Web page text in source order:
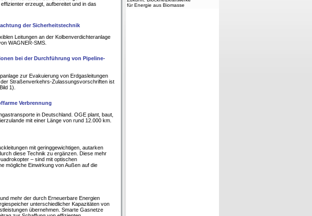
erzeugt, aufbereitet und in das
der Sicherheitstechnik
Leitungen an der Kolbenverdichteranlage
WAGNER-SMS.
bei der Durchführung von Pipeline-
zur Evakuierung von Erdgasleitungen
Straßenverkehrs-Zulassungsvorschriften ist
1).
Verbrennung
in Deutschland. OGE plant, baut,
mit einer Länge von rund 12.000 km.
mit geringgewichtigen, autarken
diese Technik zu ergänzen. Diese mehr
– sind mit optischen
mögliche Einwirkung von Außen auf die
mehr der durch Erneuerbare Energien
unterschiedlicher Kapazitäten von
übernehmen. Smarte Gasnetze
für Energie aus Biomasse